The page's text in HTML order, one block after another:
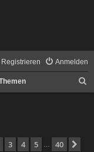
Anmelden
Registrieren
40
3 4 5 40